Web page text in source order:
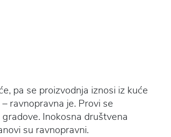
pa se proizvodnja iznosi iz kuće
ravnopravna je. Provi se
Inokosna društvena
su ravnopravni.